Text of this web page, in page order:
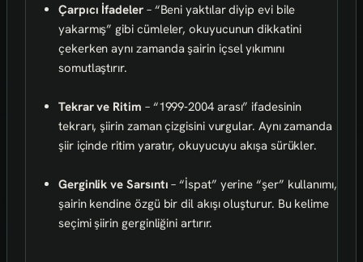
Çarpıcı İfadeler– “Beni yaktılar diyip evi bile
yakarmış” gibi cümleler, okuyucunun dikkatini
çekerken aynı zamanda şairin içsel yıkımını
somutlaştırır.
Tekrar ve Ritim – “1999‑2004 arası” ifadesinin
tekrarı, şiirin zaman çizgisini vurgular. Aynı zamanda
şiir içinde ritim yaratır, okuyucuyu akışa sürükler.
Gerginlik ve Sarsıntı – “İspat” yerine “şer” kullanımı,
şairin kendine özgü bir dil akışı oluşturur. Bu kelime
seçimi şiirin gerginliğini artırır.